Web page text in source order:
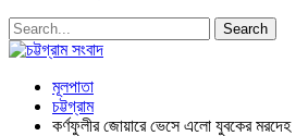
মূলপাতা
চট্টগ্রাম
কর্ণফুলীর জোয়ারে ভেসে এলো যুবকের মরদেহ